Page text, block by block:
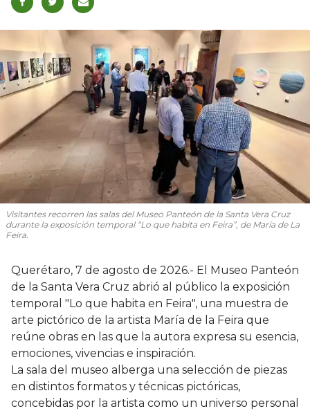
Visitantes recorren las salas del Museo Panteón de la Santa Vera Cruz
durante la exposición temporal “Lo que habita en Feira”, de María de La
Feira.
Querétaro, 7 de agosto de 2026.- El Museo Panteón
de la Santa Vera Cruz abrió al público la exposición
temporal "Lo que habita en Feira", una muestra de
arte pictórico de la artista María de la Feira que
reúne obras en las que la autora expresa su esencia,
emociones, vivencias e inspiración.
La sala del museo alberga una selección de piezas
en distintos formatos y técnicas pictóricas,
concebidas por la artista como un universo personal